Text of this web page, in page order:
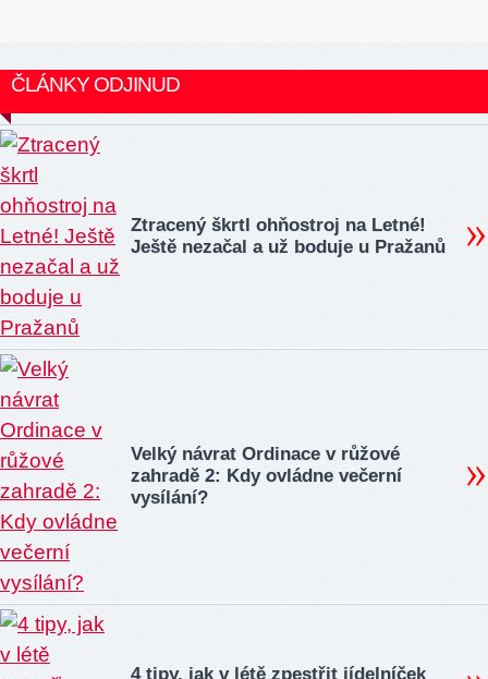
ČLÁNKY ODJINUD
Ztracený škrtl ohňostroj na Letné!
Ještě nezačal a už boduje u Pražanů
Velký návrat Ordinace v růžové
zahradě 2: Kdy ovládne večerní
vysílání?
4 tipy, jak v létě zpestřit jídelníček